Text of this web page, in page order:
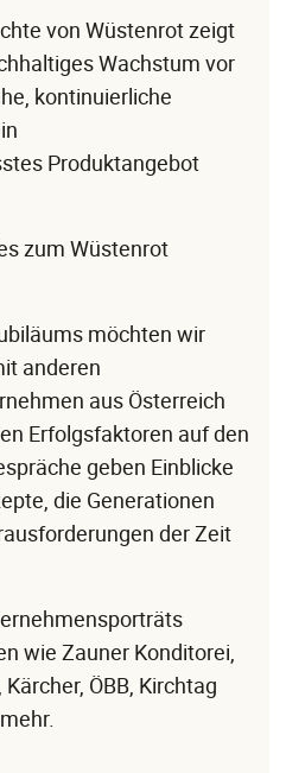
von Wüstenrot zeigt
Wachstum vor
kontinuierliche
Produktangebot
zum Wüstenrot
möchten wir
anderen
aus Österreich
Erfolgsfaktoren auf den
geben Einblicke
die Generationen
der Zeit
wie Zauner Konditorei,
ÖBB, Kirchtag